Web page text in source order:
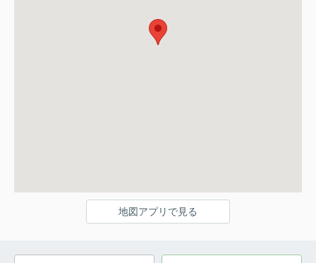
地図アプリで見る